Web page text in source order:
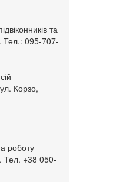
та
Тел.: 095-707-
Корзо,
роботу
Тел. +38 050-